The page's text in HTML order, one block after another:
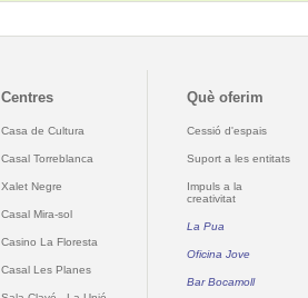
Centres
Casa de Cultura
Casal Torreblanca
Xalet Negre
Casal Mira-sol
Casino La Floresta
Casal Les Planes
Què oferim
Cessió d'espais
Suport a les entitats
Impuls a la
creativitat
La Pua
Oficina Jove
Bar Bocamoll